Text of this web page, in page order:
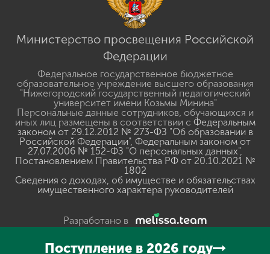
Министерство просвещения Российской
Федерации
Федеральное государственное бюджетное
образовательное учреждение высшего образования
"Нижегородский государственный педагогический
университет имени Козьмы Минина"
Персональные данные сотрудников, обучающихся и
иных лиц размещены в соответствии с Федеральным
законом от 29.12.2012 № 273-ФЗ "Об образовании в
Российской Федерации", Федеральным законом от
27.07.2006 № 152-ФЗ "О персональных данных",
Постановлением Правительства РФ от 20.10.2021 №
1802
Сведения о доходах, об имуществе и обязательствах
имущественного характера руководителей
Разработано в
Поступление в 2026 году